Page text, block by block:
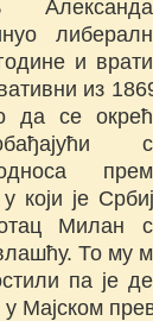
и
из
да се
који је
Милан
То му
па је
у Мајском